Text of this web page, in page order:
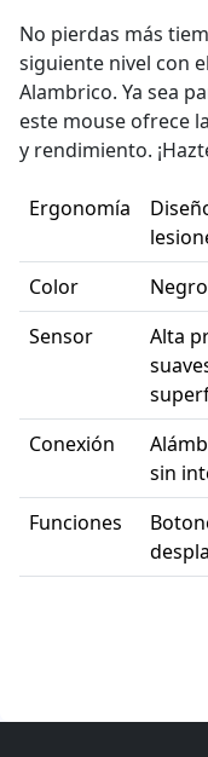
No pierdas más
siguiente nivel con
Alambrico. Ya sea
este mouse ofrece
y rendimiento.
Ergonomía
Color
Negro
Sensor
Alta
Conexión
sin
Funciones